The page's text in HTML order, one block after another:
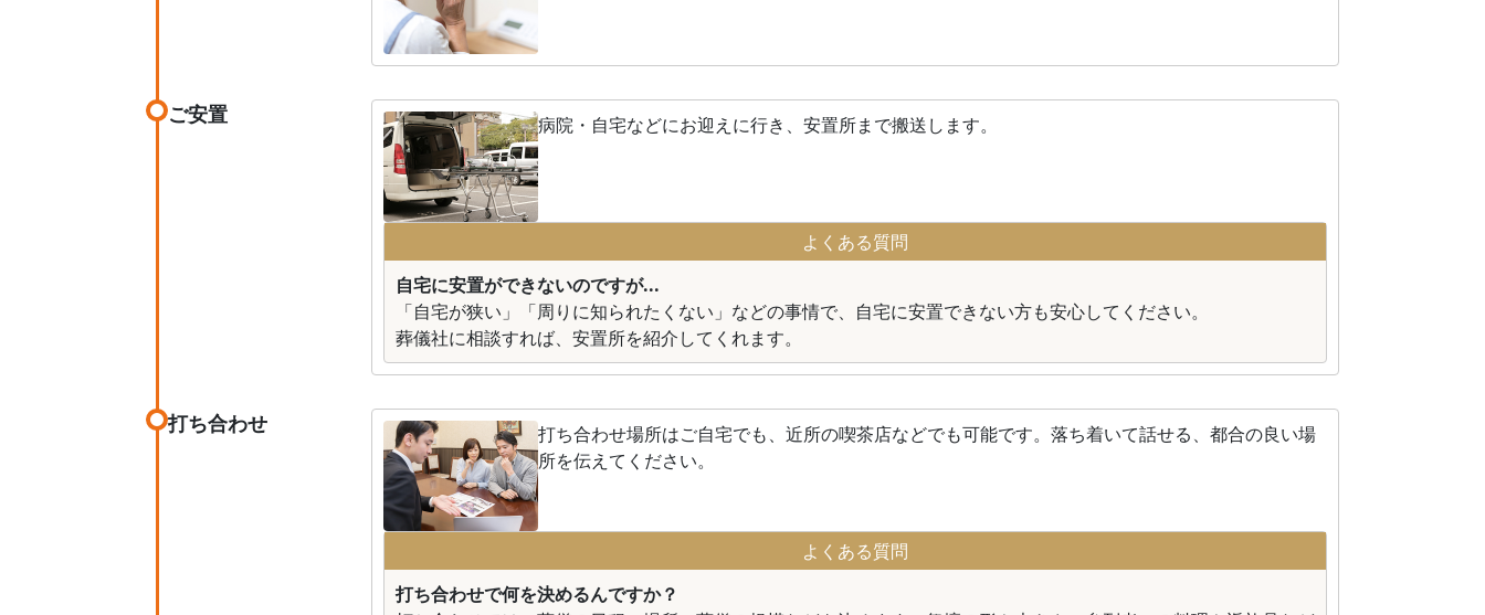
ご安置 病院・自宅などにお迎えに行き、安置所まで搬送します。
よくある質問
自宅に安置ができないのですが...
「自宅が狭い」「周りに知られたくない」などの事情で、自宅に安置できない方も安心してください。
葬儀社に相談すれば、安置所を紹介してくれます。
打ち合わせ
打ち合わせ場所はご自宅でも、近所の喫茶店などでも可能です。落ち着いて話せる、都合の良い場
所を伝えてください。
よくある質問
打ち合わせで何を決めるんですか？